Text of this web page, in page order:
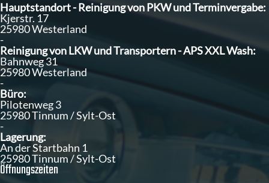
Hauptstandort - Reinigung von PKW und Terminvergabe:
Kjerstr. 17
25980 Westerland
-
Reinigung von LKW und Transportern - APS XXL Wash:
Bahnweg 31
25980 Westerland
-
Büro:
Pilotenweg 3
25980 Tinnum / Sylt-Ost
-
Lagerung:
An der Startbahn 1
25980 Tinnum / Sylt-Ost
Öffnungszeiten